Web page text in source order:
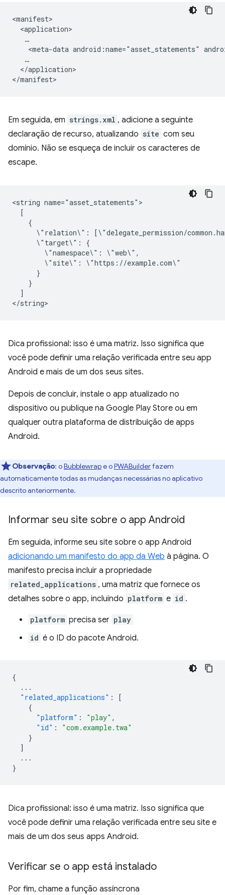
<meta-data android:name="asset_statements"
</application>
Em seguida, em strings.xml , adicione a seguinte
declaração de recurso, atualizando site com seu
domínio. Não se esqueça de incluir os caracteres de
escape.
<string
\"relation\":
\"target\":
\"namespace\":
\"site\":
]
Dica profissional: isso é uma matriz. Isso significa que
você pode definir uma relação verificada entre seu app
Android e mais de um dos seus sites.
Depois de concluir, instale o app atualizado no
dispositivo ou publique na Google Play Store ou em
qualquer outra plataforma de distribuição de apps
Android.
Observação: oBubblewrape oPWABuilderfazem
automaticamente todas as mudanças necessárias no aplicativo
descrito anteriormente.
Informar seu site sobre o app Android
Em seguida, informe seu site sobre o app Android
adicionando um manifesto do app da Web à página. O
manifesto precisa incluir a propriedade
related_applications , uma matriz que fornece os
detalhes sobre o app, incluindo platform e id .
platform precisa ser play
id é o ID do pacote Android.
{
...
"related_applications" :
[
{
"platform" : "play" ,
"id" :
"com.example.twa"
}
]
...
}
Dica profissional: isso é uma matriz. Isso significa que
você pode definir uma relação verificada entre seu site e
mais de um dos seus apps Android.
Verificar se o app está instalado
Por fim, chame a função assíncrona